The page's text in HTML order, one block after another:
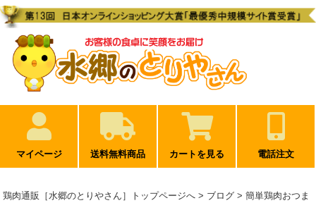
マイページ 送料無料商品 カートを見る 電話注文
鶏肉通販［水郷のとりやさん］トップページへ > ブログ > 簡単鶏肉おつま